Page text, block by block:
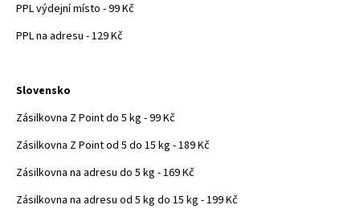
PPL výdejní místo - 99 Kč
PPL na adresu - 129 Kč
Slovensko
Zásilkovna Z Point do 5 kg - 99 Kč
Zásilkovna Z Point od 5 do 15 kg - 189 Kč
Zásilkovna na adresu do 5 kg - 169 Kč
Zásilkovna na adresu od 5 kg do 15 kg - 199 Kč